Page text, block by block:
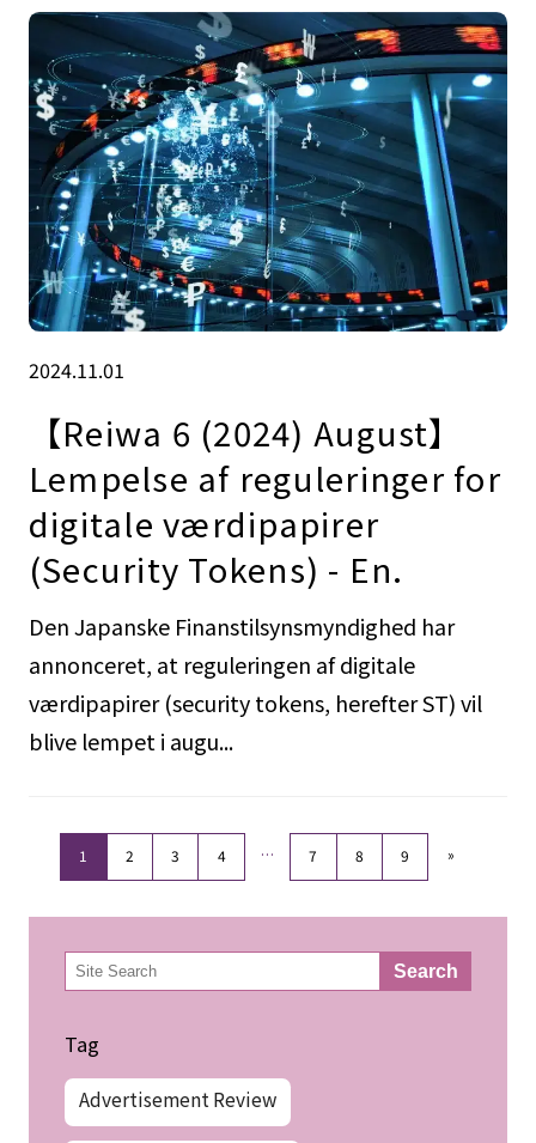
2024.11.01
【Reiwa 6 (2024) August】
Lempelse af reguleringer for
digitale værdipapirer
(Security Tokens) - En.
Den Japanske Finanstilsynsmyndighed har
annonceret, at reguleringen af digitale
værdipapirer (security tokens, herefter ST) vil
blive lempet i augu...
1 2 3 4 … 7 8 9 »
検
索 Search
Tag
Advertisement Review